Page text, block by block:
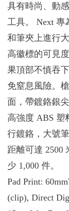
具有時尚、動
工具。 Next 專
和筆夾上進行
高徽標的可見
果頂部不慎吞
免窒息風險。
面，帶鍍鉻銀
高強度 ABS 塑
行鍍鉻，大號
距離可達 2500
少 1,000 件。
Pad Print:
(clip), Direct